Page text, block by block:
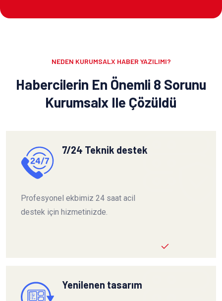
NEDEN KURUMSALX HABER YAZILIMI?
Habercilerin En Önemli 8 Sorunu
Kurumsalx Ile Çözüldü
7/24 Teknik destek
Profesyonel ekbimiz 24 saat acil
destek için hizmetinizde.
Yenilenen tasarım